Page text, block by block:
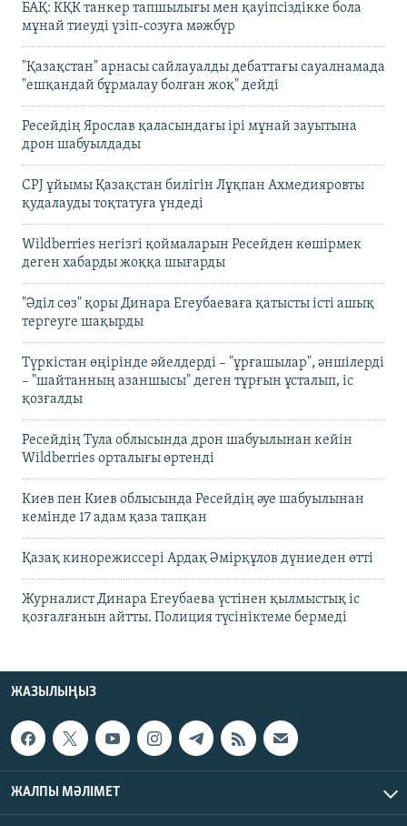
БАҚ: КҚК танкер тапшылығы мен қауіпсіздікке бола
мұнай тиеуді үзіп-созуға мәжбүр
"Қазақстан" арнасы сайлауалды дебаттағы сауалнамада
"ешқандай бұрмалау болған жоқ" дейді
Ресейдің Ярослав қаласындағы ірі мұнай зауытына
дрон шабуылдады
CPJ ұйымы Қазақстан билігін Лұқпан Ахмедияровты
қудалауды тоқтатуға үндеді
Wildberries негізгі қоймаларын Ресейден көшірмек
деген хабарды жоққа шығарды
"Әділ сөз" қоры Динара Егеубаеваға қатысты істі ашық
тергеуге шақырды
Түркістан өңірінде әйелдерді – "ұрғашылар", әншілерді
– "шайтанның азаншысы" деген тұрғын ұсталып, іс
қозғалды
Ресейдің Тула облысында дрон шабуылынан кейін
Wildberries орталығы өртенді
Киев пен Киев облысында Ресейдің әуе шабуылынан
кемінде 17 адам қаза тапқан
Қазақ кинорежиссері Ардақ Әмірқұлов дүниеден өтті
Журналист Динара Егеубаева үстінен қылмыстық іс
қозғалғанын айтты. Полиция түсініктеме бермеді
ЖАЗЫЛЫҢЫЗ
ЖАЛПЫ МӘЛІМЕТ